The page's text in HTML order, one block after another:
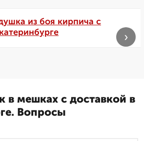
из боя кирпича с
›
в мешках с доставкой в
Вопросы